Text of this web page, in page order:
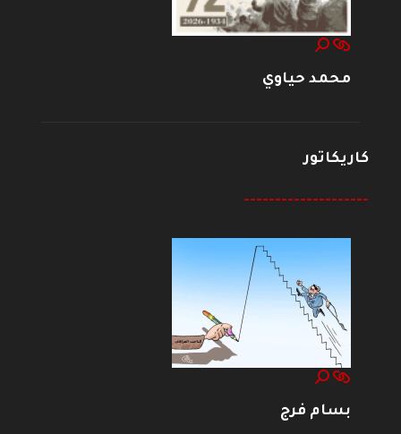
محمد حياوي
كاريكاتور
--------------------
بسام فرج